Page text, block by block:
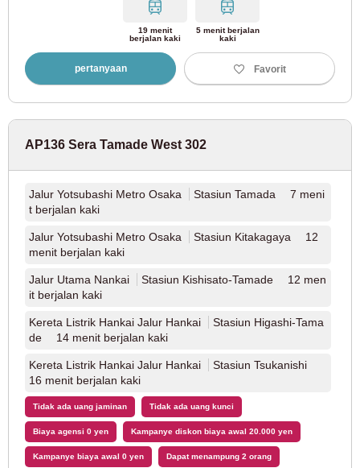
19 menit
berjalan kaki
5 menit berjalan
kaki
pertanyaan Favorit
AP136 Sera Tamade West 302
Jalur Yotsubashi Metro Osaka
Stasiun Tamada 7 meni
t berjalan kaki
Jalur Yotsubashi Metro Osaka
Stasiun Kitakagaya 12
menit berjalan kaki
Jalur Utama Nankai
Stasiun Kishisato-Tamade 12 men
it berjalan kaki
Kereta Listrik Hankai Jalur Hankai
Stasiun Higashi-Tama
de 14 menit berjalan kaki
Kereta Listrik Hankai Jalur Hankai
Stasiun Tsukanishi
16 menit berjalan kaki
Tidak ada uang jaminan Tidak ada uang kunci
Biaya agensi 0 yen Kampanye diskon biaya awal 20.000 yen
Kampanye biaya awal 0 yen Dapat menampung 2 orang
Jalur Odakyu Odawara (80)
Jalur Odakyu Tama (2)
Kereta Listrik Keisei
Jalur Keisei Oshiage (3)
Jalur Utama Keisei (47)
Jalur Keisei Kanamachi (9)
Jalur Keisei Chiba (11)
Jalur Keisei Matsudo (7)
Kereta Listrik Keikyu
Jalur Utama Keikyu (65)